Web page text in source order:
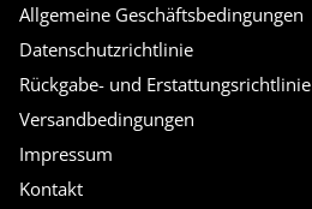
Allgemeine Geschäftsbedingungen
Datenschutzrichtlinie
Rückgabe- und Erstattungsrichtlinie
Versandbedingungen
Impressum
Kontakt